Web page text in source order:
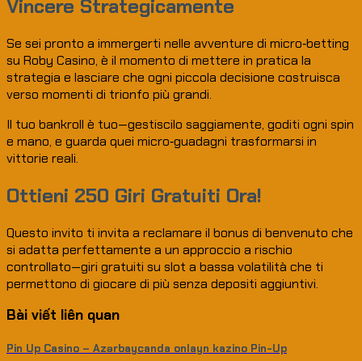
Vincere Strategicamente
Se sei pronto a immergerti nelle avventure di micro‑betting
su Roby Casino, è il momento di mettere in pratica la
strategia e lasciare che ogni piccola decisione costruisca
verso momenti di trionfo più grandi.
Il tuo bankroll è tuo—gestiscilo saggiamente, goditi ogni spin
e mano, e guarda quei micro‑guadagni trasformarsi in
vittorie reali.
Ottieni 250 Giri Gratuiti Ora!
Questo invito ti invita a reclamare il bonus di benvenuto che
si adatta perfettamente a un approccio a rischio
controllato—giri gratuiti su slot a bassa volatilità che ti
permettono di giocare di più senza depositi aggiuntivi.
Bài viết liên quan
Pin Up Casino – Azərbaycanda onlayn kazino Pin-Up